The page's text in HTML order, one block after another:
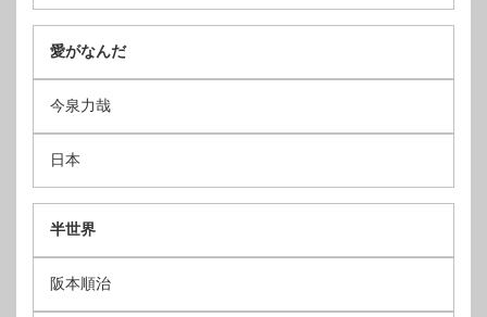
愛がなんだ
今泉力哉
日本
半世界
阪本順治